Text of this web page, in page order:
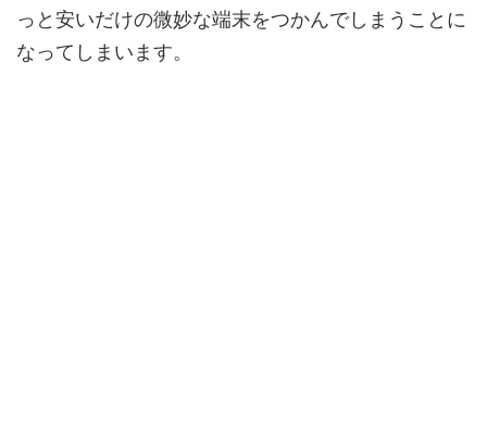
っと安いだけの微妙な端末をつかんでしまうことに
なってしまいます。